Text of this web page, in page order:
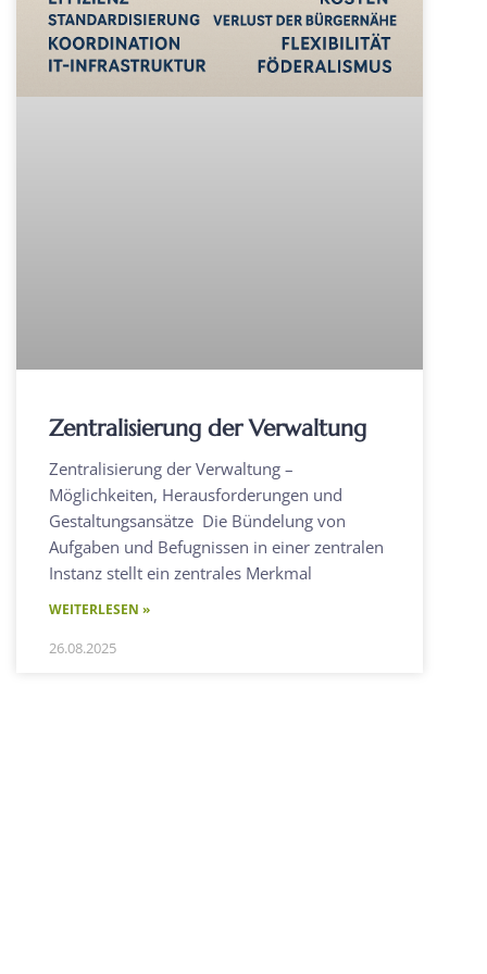
Zentralisierung der Verwaltung
Zentralisierung der Verwaltung –
Möglichkeiten, Herausforderungen und
Gestaltungsansätze Die Bündelung von
Aufgaben und Befugnissen in einer zentralen
Instanz stellt ein zentrales Merkmal
WEITERLESEN »
26.08.2025